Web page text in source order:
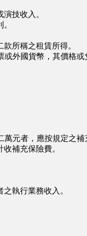
技收入。
所稱之租賃所得。
或外國貨幣，其價格或
元者，應按規定之
補充保險費。
執行業務收入。